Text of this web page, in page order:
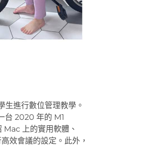
進行數位管理教學。
台 2020 年的 M1
上的實用軟體、
效會議的設定。此外，